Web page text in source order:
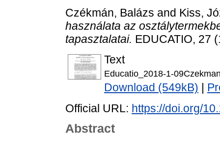
Czékmán, Balázs and Kiss,
használata az
tapasztalatai. EDUCATIO, 27
Text
Educatio_2018-1-
Download (549kB)
Official URL: https://doi.org/
Abstract